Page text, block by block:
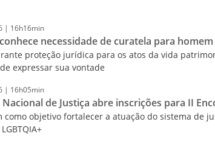
| 16h16min
necessidade de curatela para
proteção jurídica para os atos da vida
expressar sua vontade
| 16h05min
de Justiça abre inscrições para II
como objetivo fortalecer a atuação do sistema de